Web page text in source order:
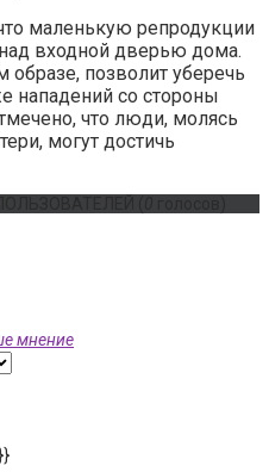
маленькую репродукции
входной дверью дома.
образе, позволит уберечь
нападений со стороны
что люди, молясь
могут достичь
мнение